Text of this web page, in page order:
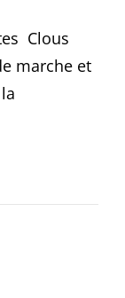
Clous
marche et